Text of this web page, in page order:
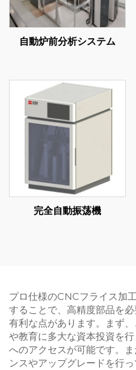
自動炉前分析システム
完全自動振荡機
プロ仕様のCNCフライス加
することで、高精度部品を
有利な点があります。まず
や教育に多大な資本投資を
へのアクセスが可能です。
ンスやアップグレードを行